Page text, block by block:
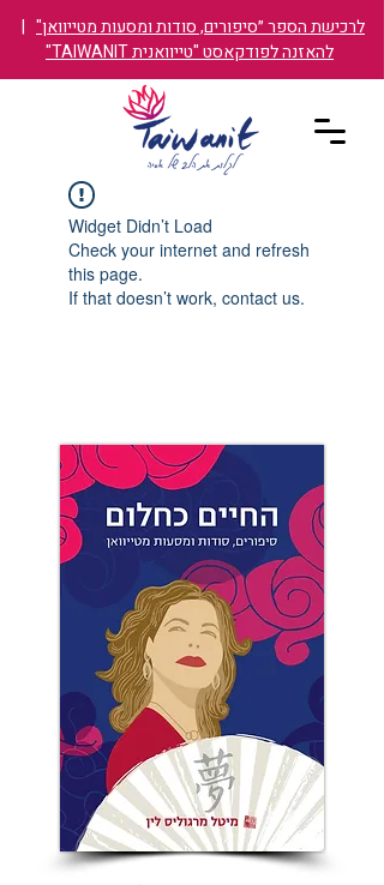
לרכישת הספר ״סיפורים, סודות ומסעות מטייוואן" |
להאזנה לפודקאסט "טייוואנית TAIWANIT"
Widget Didn’t Load
Check your internet and refresh
this page.
If that doesn’t work, contact us.